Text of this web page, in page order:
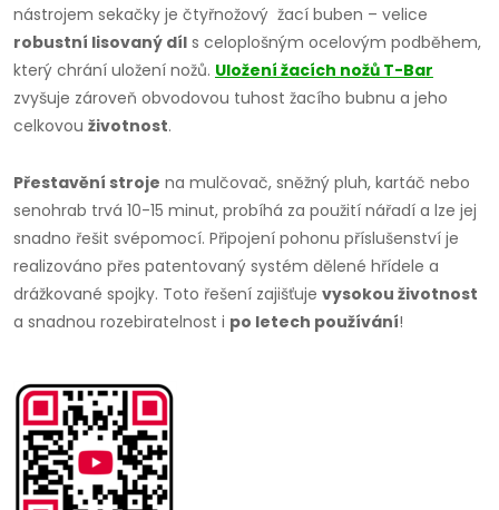
nástrojem sekačky je čtyřnožový žací buben – velice
robustní lisovaný díl s celoplošným ocelovým podběhem,
který chrání uložení nožů. Uložení žacích nožů T-Bar
zvyšuje zároveň obvodovou tuhost žacího bubnu a jeho
celkovou životnost.
Přestavění stroje na mulčovač, sněžný pluh, kartáč nebo
senohrab trvá 10-15 minut, probíhá za použití nářadí a lze jej
snadno řešit svépomocí. Připojení pohonu příslušenství je
realizováno přes patentovaný systém dělené hřídele a
drážkované spojky. Toto řešení zajišťuje vysokou životnost
a snadnou rozebiratelnost i po letech používání!